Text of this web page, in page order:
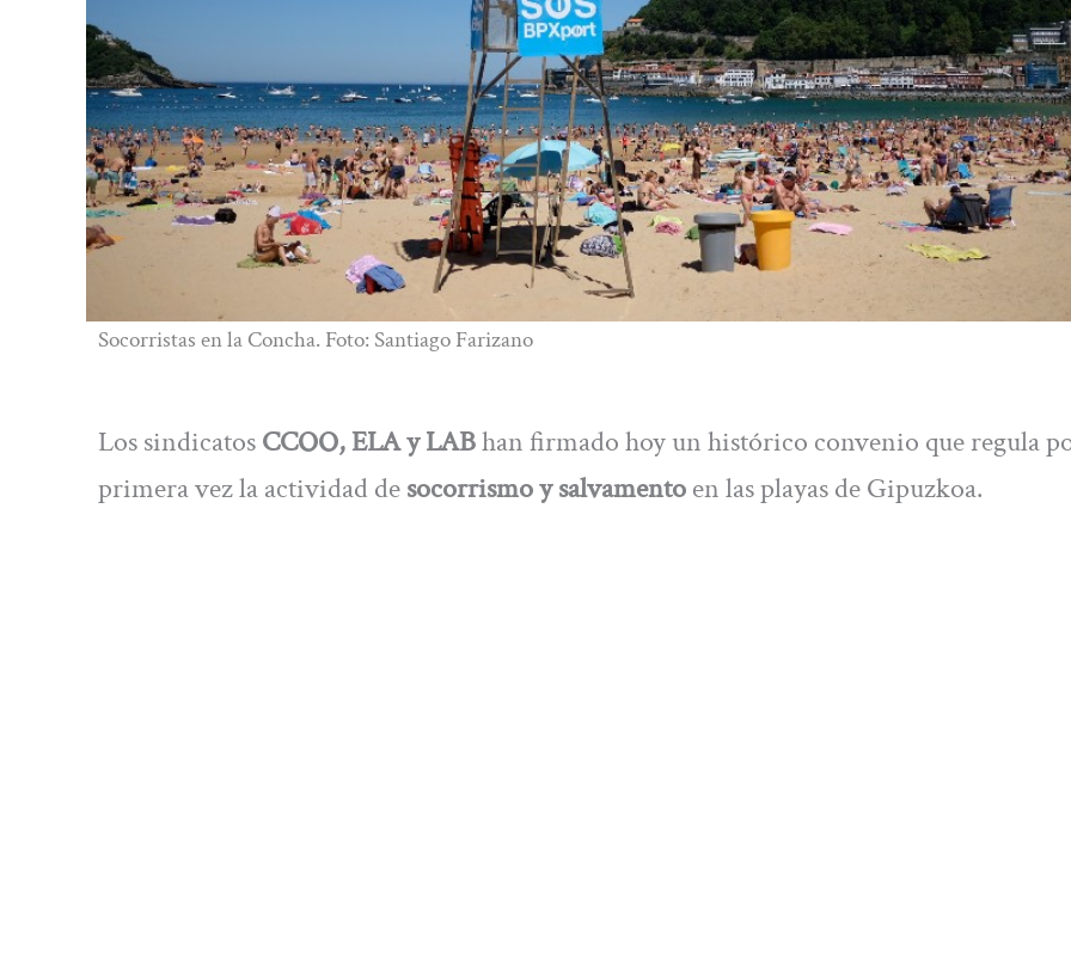
Socorristas en la Concha. Foto: Santiago Farizano
Los sindicatosCCOO, ELA y LABhan firmado hoy un histórico convenio que regula
primera vez la actividad desocorrismo y salvamentoen las playas de Gipuzkoa.